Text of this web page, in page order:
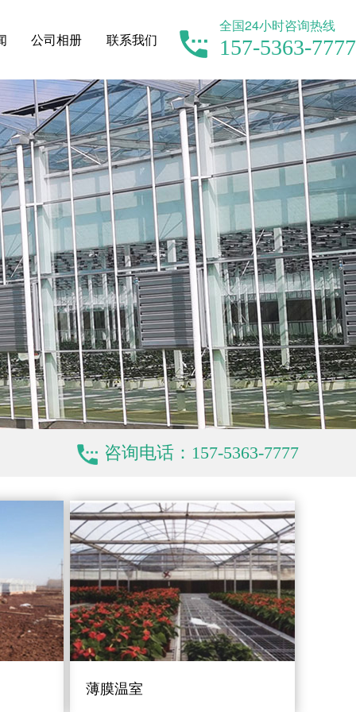
全国24小时咨询热线
157-5363-7777
公司相册 联系我们
咨询电话：157-5363-7777
薄膜温室